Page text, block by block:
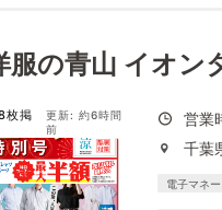
服の青山 イオン
枚掲
更新: 約6時間
前
営業
日...
千葉
電子マネー